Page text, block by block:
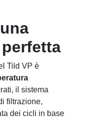
Tild VP è
il sistema
filtrazione,
dei cicli in base